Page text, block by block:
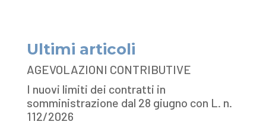
Ultimi articoli
AGEVOLAZIONI CONTRIBUTIVE
I nuovi limiti dei contratti in
somministrazione dal 28 giugno con L. n.
112/2026